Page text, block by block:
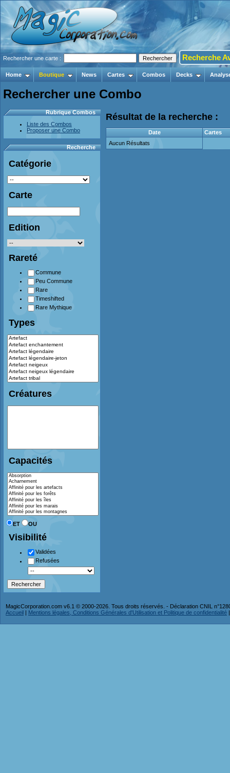
Rechercher une carte : Recherche
Home Boutique News Cartes Combos Decks
Rechercher une Combo
Rubrique Combos
Liste des Combos
Proposer une Combo
Recherche
Catégorie
Carte
Edition
Rareté
Commune
Peu Commune
Rare
Timeshifted
Rare Mythique
Types
Créatures
Capacités
ET OU
Visibilité
Validées
Refusées
Résultat de la recherche :
Date
Cartes
Aucun Résultats
MagicCorporation.com v6.1 © 2000-2026. Tous droits réservés. - Déclaration CNIL
Accueil | Mentions légales, Conditions Générales d'Utilisation et Politique de confidentialité